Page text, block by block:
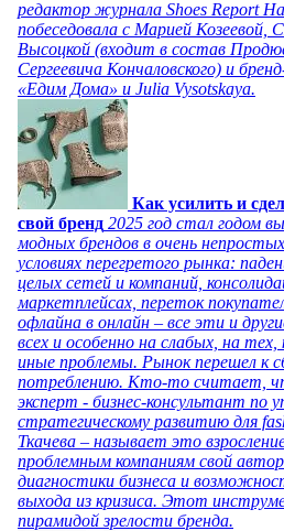
редактор журнала Shoes Report
побеседовала с Марией
Высоцкой (входит в состав
Сергеевича Кончаловского) и
«Едим Дома» и Julia Vysotskaya.
Как усилить и
свой бренд 2025 год стал годом
модных брендов в очень
условиях перегретого рынка:
целых сетей и компаний,
маркетплейсах, переток
офлайна в онлайн – все эти и
всех и особенно на слабых, на
иные проблемы. Рынок перешел к
потреблению. Кто-то считает,
эксперт - бизнес-консультант по
стратегическому развитию для
Ткачева – называет это
проблемным компаниям свой
диагностики бизнеса и
выхода из кризиса. Этот
пирамидой зрелости бренда.